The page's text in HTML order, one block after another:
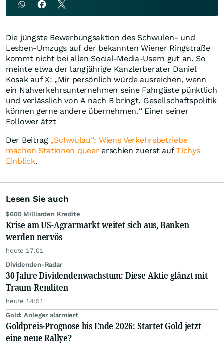
Die jüngste Bewerbungsaktion des Schwulen- und
Lesben-Umzugs auf der bekannten Wiener Ringstraße
kommt nicht bei allen Social-Media-Usern gut an. So
meinte etwa der langjährige Kanzlerberater Daniel
Kosak auf X: „Mir persönlich würde ausreichen, wenn
ein Nahverkehrsunternehmen seine Fahrgäste pünktlich
und verlässlich von A nach B bringt. Gesellschaftspolitik
können gerne andere übernehmen.“ Einer seiner
Follower ätzt
Der Beitrag „Schwulau“: Wiens Verkehrsbetriebe
machen Stationen queer erschien zuerst aufTichys
Einblick.
Lesen Sie auch
$600 Milliarden Kredite
Krise am US-Agrarmarkt weitet sich aus, Banken
werden nervös
heute 17:01
Dividenden-Radar
30 Jahre Dividendenwachstum: Diese Aktie glänzt mit
Traum-Renditen
heute 14:51
Gold: Anleger alarmiert
Goldpreis-Prognose bis Ende 2026: Startet Gold jetzt
eine neue Rallye?